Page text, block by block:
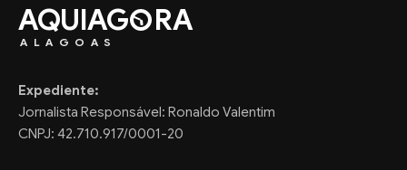
AQUIAG RA
ALAGOAS
Expediente:
Jornalista Responsável: Ronaldo Valentim
CNPJ: 42.710.917/0001-20